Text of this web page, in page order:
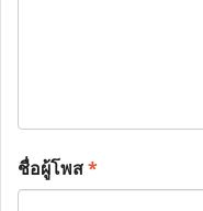
ชื่อผู้โพส*